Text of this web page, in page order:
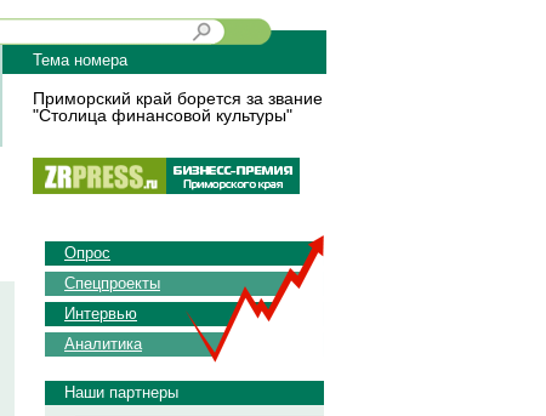
Тема номера
Приморский край борется за звание
"Столица финансовой культуры"
Опрос
Спецпроекты
Интервью
Аналитика
Наши партнеры